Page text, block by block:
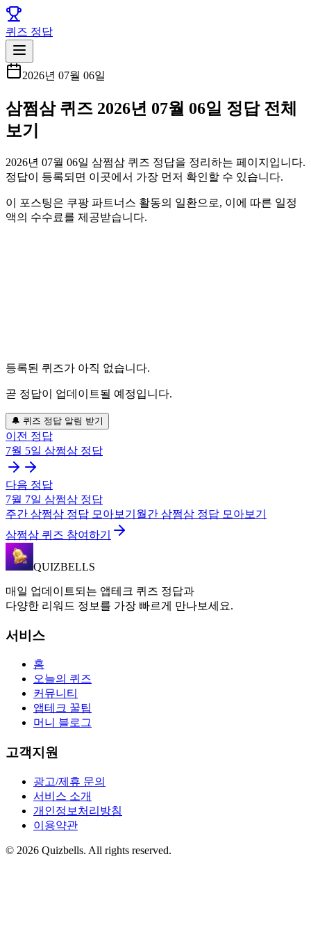
퀴즈 정답
2026년 07월 06일
삼쩜삼 퀴즈 2026년 07월 06일 정답 전체
보기
2026년 07월 06일 삼쩜삼 퀴즈 정답을 정리하는 페이지입니다.
정답이 등록되면 이곳에서 가장 먼저 확인할 수 있습니다.
이 포스팅은 쿠팡 파트너스 활동의 일환으로, 이에 따른 일정
액의 수수료를 제공받습니다.
등록된 퀴즈가 아직 없습니다.
곧 정답이 업데이트될 예정입니다.
🔔 퀴즈 정답 알림 받기
이전 정답
7월 5일 삼쩜삼 정답
다음 정답
7월 7일 삼쩜삼 정답
주간 삼쩜삼 정답 모아보기 월간 삼쩜삼 정답 모아보기
삼쩜삼 퀴즈 참여하기
QUIZBELLS
매일 업데이트되는 앱테크 퀴즈 정답과
다양한 리워드 정보를 가장 빠르게 만나보세요.
서비스
홈
오늘의 퀴즈
커뮤니티
앱테크 꿀팁
머니 블로그
고객지원
광고/제휴 문의
서비스 소개
개인정보처리방침
이용약관
© 2026 Quizbells. All rights reserved.